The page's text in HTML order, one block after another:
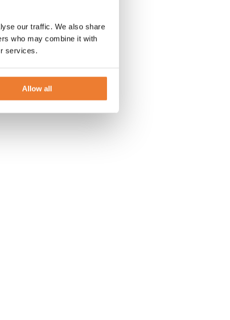
our traffic. We also share
who may combine it with
services.
Allow all